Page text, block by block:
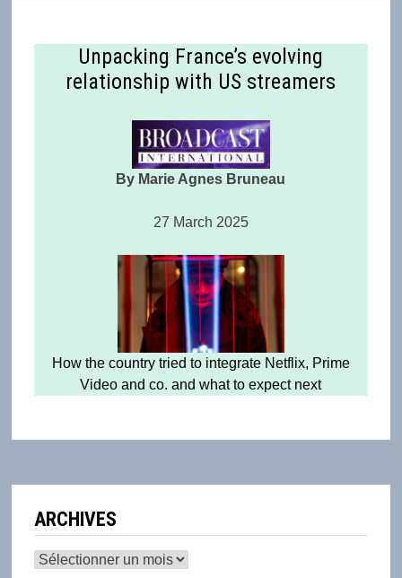
Unpacking France’s evolving
relationship with US streamers
By Marie Agnes Bruneau
27 March 2025
How the country tried to integrate Netflix, Prime
Video and co. and what to expect next
ARCHIVES
Archives